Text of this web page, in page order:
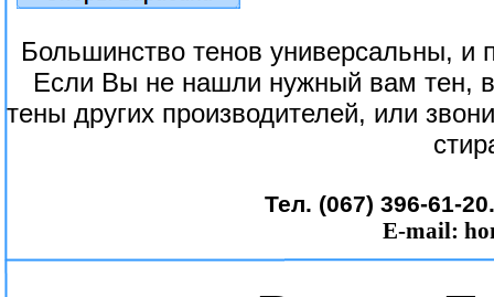
Большинство тенов универсальны,
Если Вы не нашли нужный вам тен,
тены других производителей, или
Тел. (067) 396-61-
E-mail: